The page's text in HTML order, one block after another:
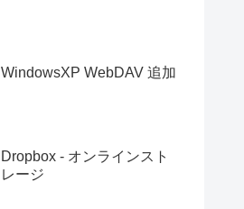
WindowsXP WebDAV 追加
Dropbox - オンラインスト
レージ